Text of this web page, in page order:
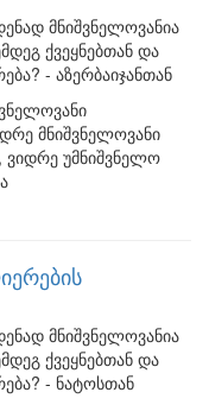
მნიშვნელოვანია
ქვეყნებთან და
- აზერბაიჯანთან
მნიშვნელოვანი
უმნიშვნელო
მნიშვნელოვანია
ქვეყნებთან და
- ნატოსთან